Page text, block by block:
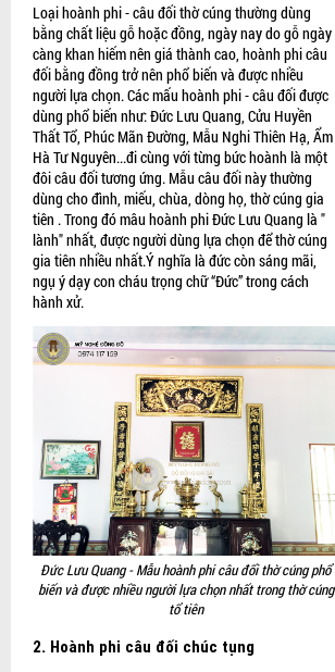
Loại hoành phi - câu đối thờ cúng thường dùng
bằng chất liệu gỗ hoặc đồng, ngày nay do gỗ ngày
càng khan hiếm nên giá thành cao, hoành phi câu
đối bằng đồng trở nên phổ biến và được nhiều
người lựa chọn. Các mấu hoành phi - câu đối được
dùng phổ biến như: Đức Lưu Quang, Cửu Huyền
Thất Tổ, Phúc Mãn Đường, Mẫu Nghi Thiên Hạ, Ẩm
Hà Tư Nguyên...đi cùng với từng bức hoành là một
đôi câu đối tương ứng. Mẫu câu đối này thường
dùng cho đình, miếu, chùa, dòng họ, thờ cúng gia
tiên . Trong đó mâu hoành phi Đức Lưu Quang là "
lành" nhất, được người dùng lựa chọn để thờ cúng
gia tiên nhiều nhất.Ý nghĩa là đức còn sáng mãi,
ngụ ý dạy con cháu trọng chữ “Đức” trong cách
hành xử.
Đức Lưu Quang - Mẫu hoành phi câu đối thờ cúng phổ
biến và được nhiều người lựa chọn nhất trong thờ cúng
tổ tiên
2. Hoành phi câu đối chúc tụng